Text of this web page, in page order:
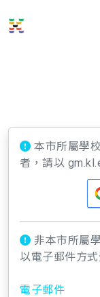
本市所屬學
者，請以
非本市所屬
以電子郵件方
電子郵件